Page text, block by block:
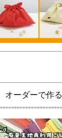
オーダーで作る